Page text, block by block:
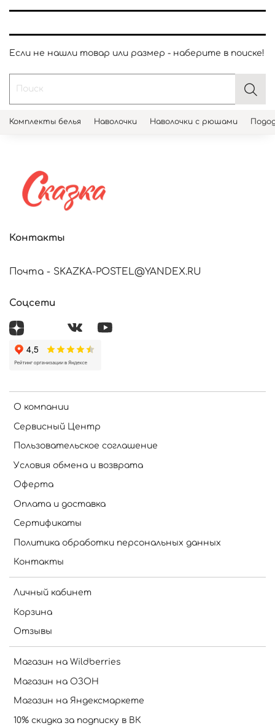
Если не нашли товар или размер - наберите в поиске!
Комплекты белья Наволочки Наволочки с рюшами
О компании
Сервисный Центр
Пользовательское соглашение
Условия обмена и возврата
Оферта
Оплата и доставка
Сертификаты
Политика обработки персональных данных
Контакты
Личный кабинет
Корзина
Отзывы
Магазин на Wildberries
Магазин на ОЗОН
Магазин на Яндексмаркете
10% скидка за подписку в ВК
Контакты
Почта - SKAZKA-POSTEL@YANDEX.RU
Соцсети